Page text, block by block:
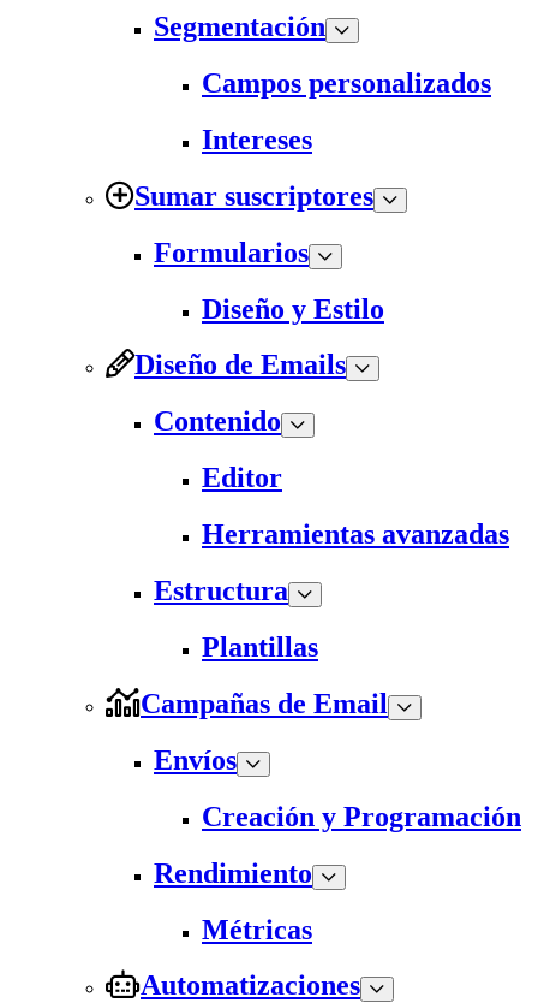
Segmentación
Campos personalizados
Intereses
Sumar suscriptores
Formularios
Diseño y Estilo
Diseño de Emails
Contenido
Editor
Herramientas avanzadas
Estructura
Plantillas
Campañas de Email
Envíos
Creación y Programación
Rendimiento
Métricas
Automatizaciones